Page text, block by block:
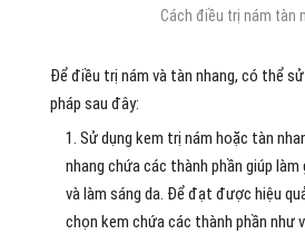
Cách điều trị nám tàn
Để điều trị nám và tàn nhang, có thể
pháp sau đây:
Sử dụng kem trị nám hoặc tàn
nhang chứa các thành phần giúp
và làm sáng da. Để đạt được hiệu
chọn kem chứa các thành phần như